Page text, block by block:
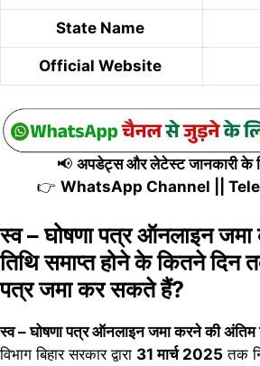
State Name
Official Website
📢 अपडेट्स और लेटेस्ट जानकारी के
👉 WhatsApp Channel
स्व – घोषणा पत्र ऑनलाइन
तिथि समाप्त होने के कितने दिन
पत्र जमा कर सकते हैं?
स्व – घोषणा पत्र ऑनलाइन जमा करने की अंतिम
विभाग बिहार सरकार द्वारा 31 मार्च 2025 तक